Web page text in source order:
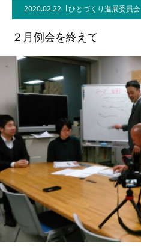
2020.02.22 ひとづくり進展委員会
２月例会を終えて